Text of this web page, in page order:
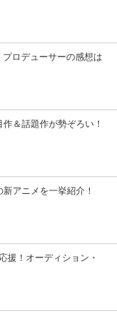
プロデューサーの感想は
＆話題作が勢ぞろい！
新アニメを一挙紹介！
援！オーディション・